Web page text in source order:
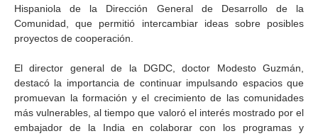
Hispaniola de la Dirección General de Desarrollo de la
Comunidad, que permitió intercambiar ideas sobre posibles
proyectos de cooperación.
El director general de la DGDC, doctor Modesto Guzmán,
destacó la importancia de continuar impulsando espacios que
promuevan la formación y el crecimiento de las comunidades
más vulnerables, al tiempo que valoró el interés mostrado por el
embajador de la India en colaborar con los programas y